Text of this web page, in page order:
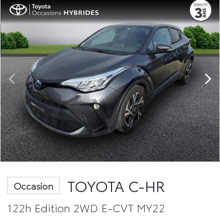
Occasion TOYOTA C-HR
122h Edition 2WD E-CVT MY22